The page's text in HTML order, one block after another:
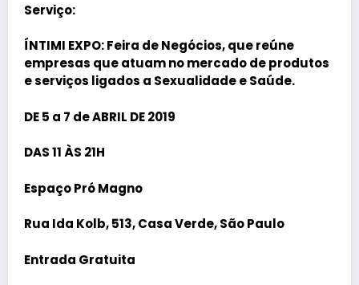
Serviço:
ÍNTIMI EXPO: Feira de Negócios, que reúne
empresas que atuam no mercado de produtos
e serviços ligados a Sexualidade e Saúde.
DE 5 a 7 de ABRIL DE 2019
DAS 11 ÀS 21H
Espaço Pró Magno
Rua Ida Kolb, 513, Casa Verde, São Paulo
Entrada Gratuita